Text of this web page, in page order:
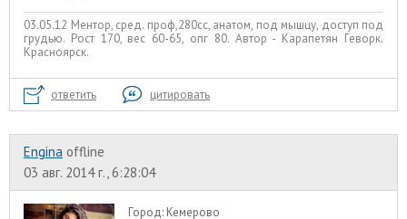
03.05.12 Ментор, сред. проф,280сс, анатом, под мышцу, доступ под
грудью. Рост 170, вес 60-65, опг 80. Автор - Карапетян Геворк.
Красноярск.
ответить цитировать
Engina offline
03 авг. 2014 г., 6:28:04
Город: Кемерово